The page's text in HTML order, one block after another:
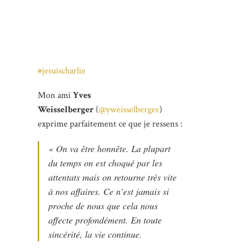
#jesuischarlie
Mon amiYves
Weisselberger (@yweisselberger)
exprime parfaitement ce que je ressens :
« On va être honnête. La plupart
du temps on est choqué par les
attentats mais on retourne très vite
à nos affaires. Ce n’est jamais si
proche de nous que cela nous
affecte profondément. En toute
sincérité, la vie continue.